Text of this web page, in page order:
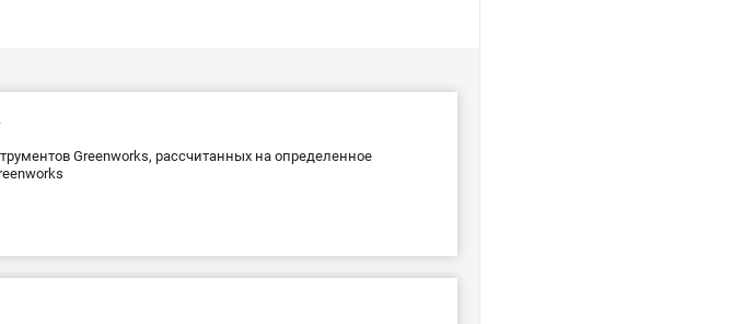
Greenworks, рассчитанных на определенное